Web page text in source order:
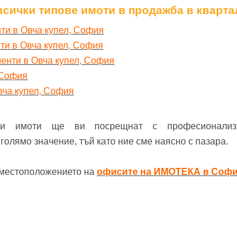
типове имоти в продажба в
в Овча купел, София
в Овча купел, София
в Овча купел, София
купел, София
имоти ще ви посрещнат с
значение, тъй като ние сме наясно с пазара.
на офисите на ИМОТЕКА в